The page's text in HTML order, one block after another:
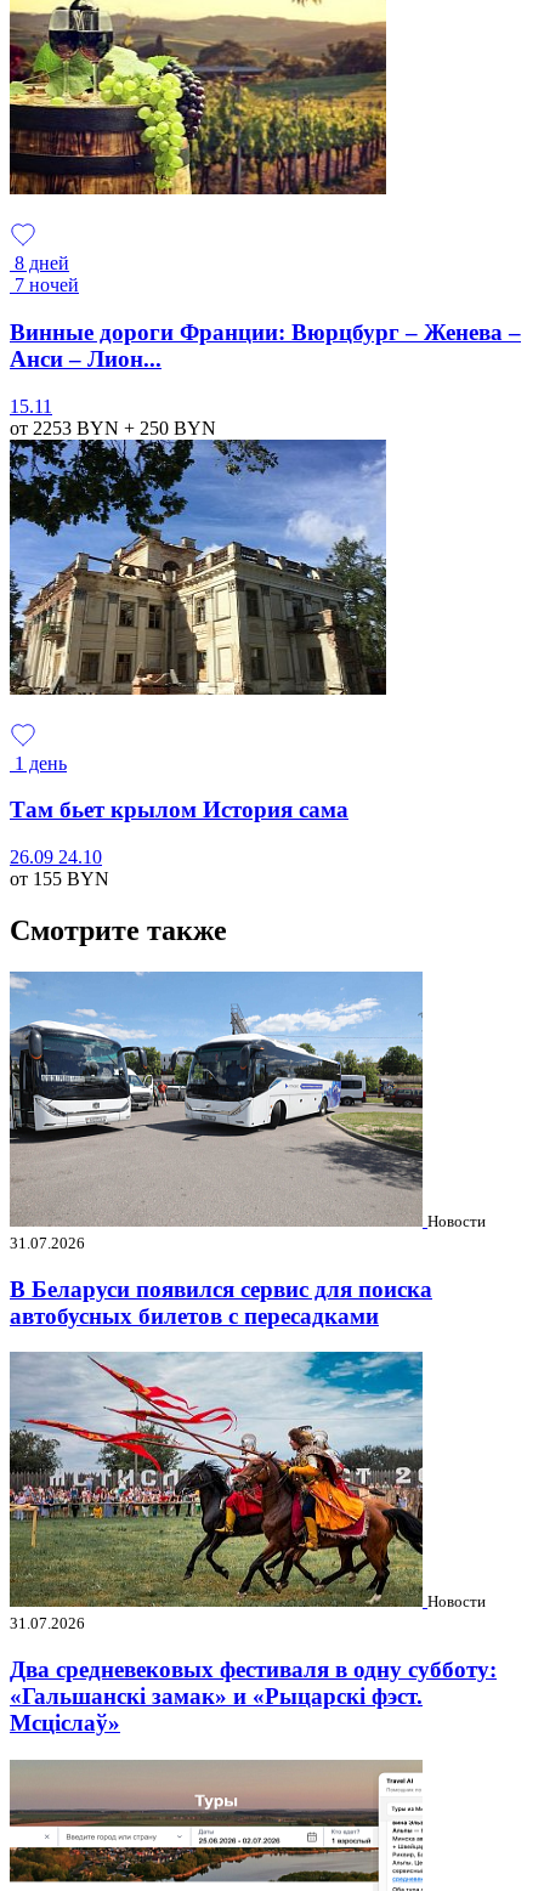
8 дней
7 ночей
Винные дороги Франции: Вюрцбург – Женева –
Анси – Лион...
15.11
от 2253 BYN + 250 BYN
1 день
Там бьет крылом История сама
26.09 24.10
от 155 BYN
Смотрите также
Новости
31.07.2026
В Беларуси появился сервис для поиска
автобусных билетов с пересадками
Новости
31.07.2026
Два средневековых фестиваля в одну субботу:
«Гальшанскі замак» и «Рыцарскі фэст.
Мсціслаў»